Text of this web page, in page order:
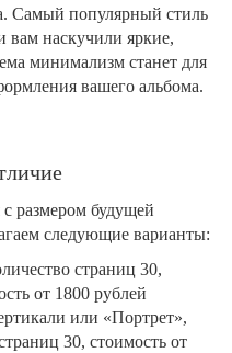
Самый популярный стиль
наскучили яркие,
минимализм станет для
вашего альбома.
размером будущей
следующие варианты:
страниц 30,
от 1800 рублей
или «Портрет»,
30, стоимость от